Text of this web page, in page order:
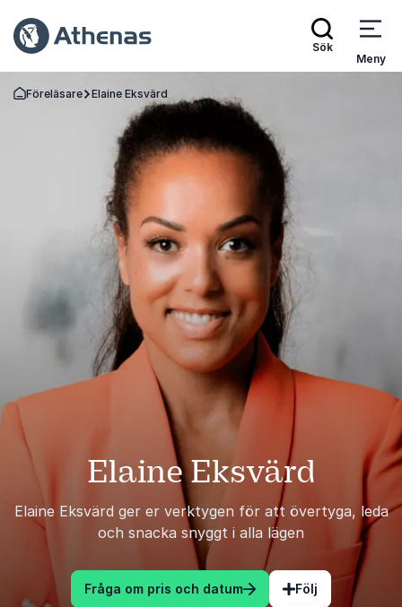
Sök
Meny
Gå tillbaka till startsidan
Föreläsare Elaine Eksvärd
Elaine Eksvärd
Elaine Eksvärd ger er verktygen för att övertyga, leda
och snacka snyggt i alla lägen
Fråga om pris och datum Följ